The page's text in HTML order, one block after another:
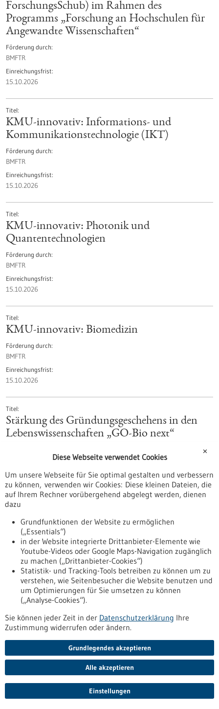
ForschungsSchub) im Rahmen des
Programms „Forschung an Hochschulen für
Angewandte Wissenschaften“
Förderung durch
BMFTR
Einreichungsfrist
15.10.2026
Titel
KMU-innovativ: Informations- und
Kommunikationstechnologie (IKT)
Förderung durch
BMFTR
Einreichungsfrist
15.10.2026
Titel
KMU-innovativ: Photonik und
Quantentechnologien
Förderung durch
BMFTR
Einreichungsfrist
15.10.2026
Titel
KMU-innovativ: Biomedizin
Förderung durch
BMFTR
Einreichungsfrist
15.10.2026
Titel
Stärkung des Gründungsgeschehens in den
Lebenswissenschaften „GO-Bio next“
Einreichungsfrist
15.10.2026
KMU-innovativ: Materialforschung
(Mat2KMU)
Förderung durch
BMFTR
Einreichungsfrist
15.10.2026
Titel
EIC Pathfinder Challenges
Europäische Kommission
✕
Diese Webseite verwendet Cookies
Um unsere Webseite für Sie optimal gestalten und verbessern
zu können, verwenden wir Cookies: Diese kleinen Dateien, die
auf Ihrem Rechner vorübergehend abgelegt werden, dienen
dazu
Grundfunktionen der Website zu ermöglichen
(„Essentials“)
in der Website integrierte Drittanbieter-Elemente wie
Youtube-Videos oder Google Maps-Navigation zugänglich
zu machen („Drittanbieter-Cookies“)
Statistik- und Tracking-Tools betreiben zu können um zu
verstehen, wie Seitenbesucher die Website benutzen und
um Optimierungen für Sie umsetzen zu können
(„Analyse-Cookies“).
Sie können jeder Zeit in der Datenschutzerklärung Ihre
Zustimmung widerrufen oder ändern.
Grundlegendes akzeptieren
Alle akzeptieren
Einstellungen